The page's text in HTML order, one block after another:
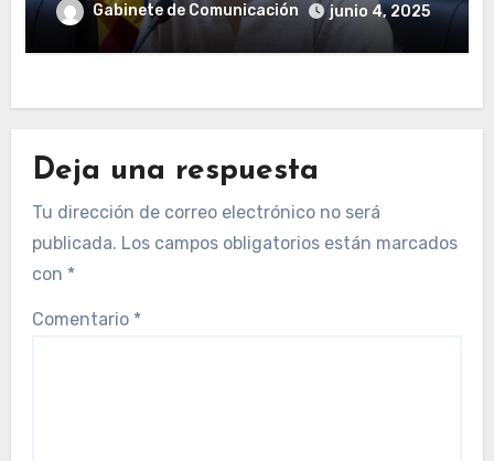
Gabinete de Comunicación junio 4, 2025
Deja una respuesta
Tu dirección de correo electrónico no será
publicada. Los campos obligatorios están marcados
con *
Comentario *